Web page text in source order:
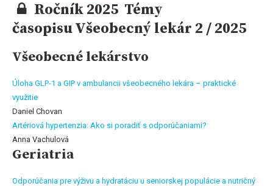
Ročník 2025 Témy
časopisu Všeobecný lekár 2 / 2025
Všeobecné lekárstvo
Úloha GLP-1 a GIP v ambulancii všeobecného lekára – praktické
využitie
Daniel Chovan
Artériová hypertenzia: Ako si poradiť s odporúčaniami?
Anna Vachulová
Geriatria
Odporúčania pre výživu a hydratáciu u seniorskej populácie a nutričný